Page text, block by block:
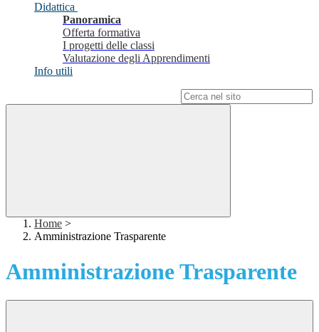
Didattica
Panoramica
Offerta formativa
I progetti delle classi
Valutazione degli Apprendimenti
Info utili
Home >
Amministrazione Trasparente
Amministrazione Trasparente